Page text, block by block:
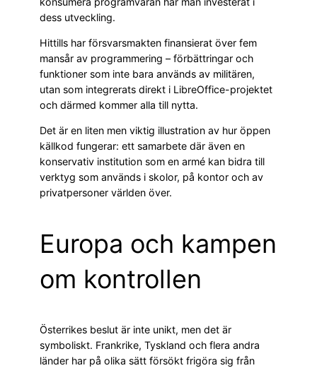
dess utveckling.
Hittills har försvarsmakten finansierat över fem
mansår av programmering – förbättringar och
funktioner som inte bara används av militären,
utan som integrerats direkt i LibreOffice-projektet
och därmed kommer alla till nytta.
Det är en liten men viktig illustration av hur öppen
källkod fungerar: ett samarbete där även en
konservativ institution som en armé kan bidra till
verktyg som används i skolor, på kontor och av
privatpersoner världen över.
Europa och kampen
om kontrollen
Österrikes beslut är inte unikt, men det är
symboliskt. Frankrike, Tyskland och flera andra
länder har på olika sätt försökt frigöra sig från